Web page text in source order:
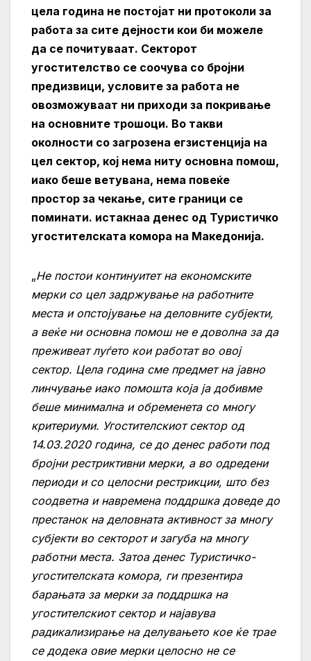
цела година не постојат ни протоколи за
работа за сите дејности кои би можеле
да се почитуваат. Секторот
угостителство се соочува со бројни
предизвици, условите за работа не
овозможуваат ни приходи за покривање
на основните трошоци. Во такви
околности со загрозена егзистенција на
цел сектор, кој нема ниту основна помош,
иако беше ветувана, нема повеќе
простор за чекање, сите граници се
поминати. истакнаа денес од Туристичко
угостителската комора на Македонија.
„Не постои континуитет на економските
мерки со цел задржување на работните
места и опстојување на деловните субјекти,
а веќе ни основна помош не е доволна за да
преживеат луѓето кои работат во овој
сектор. Цела година сме предмет на јавно
линчување иако помошта која ја добивме
беше минимална и обременета со многу
критериуми. Угостителскиот сектор од
14.03.2020 година, се до денес работи под
бројни рестриктивни мерки, а во одредени
периоди и со целосни рестрикции, што без
соодветна и навремена поддршка доведе до
престанок на деловната активност за многу
субјекти во секторот и загуба на многу
работни места. Затоа денес Туристичко-
угостителската комора, ги презентира
барањата за мерки за поддршка на
угостителскиот сектор и најавува
радикализирање на делувањето кое ќе трае
се додека овие мерки целосно не се